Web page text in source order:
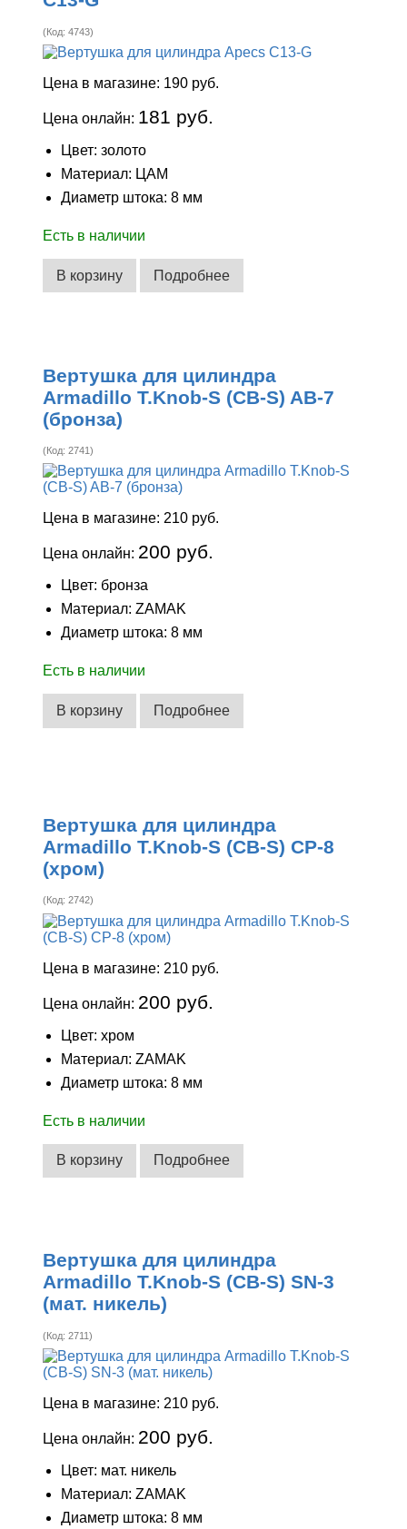
(Код:4743)
Цена в магазине: 190 руб.
Цена онлайн: 181 руб.
Цвет: золото
Материал: ЦАМ
Диаметр штока: 8 мм
Есть в наличии
В корзину Подробнее
Вертушка для цилиндра
Armadillo T.Knob-S (CB-S) AB-7
(бронза)
(Код:2741)
Цена в магазине: 210 руб.
Цена онлайн: 200 руб.
Цвет: бронза
Материал: ZAMAK
Диаметр штока: 8 мм
Есть в наличии
В корзину Подробнее
Вертушка для цилиндра
Armadillo T.Knob-S (CB-S) CP-8
(хром)
(Код:2742)
Цена в магазине: 210 руб.
Цена онлайн: 200 руб.
Цвет: хром
Материал: ZAMAK
Диаметр штока: 8 мм
Есть в наличии
В корзину Подробнее
Вертушка для цилиндра
Armadillo T.Knob-S (CB-S) SN-3
(мат. никель)
(Код:2711)
Цена в магазине: 210 руб.
Цена онлайн: 200 руб.
Цвет: мат. никель
Материал: ZAMAK
Диаметр штока: 8 мм